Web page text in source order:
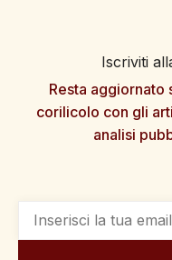
Iscriviti
Resta aggiornato
corilicolo con gli
analisi